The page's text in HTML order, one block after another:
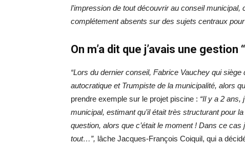
l’impression de tout découvrir au conseil municipal,
complétement absents sur des sujets centraux pour
On m’a dit que j’avais une
“Lors du dernier conseil, Fabrice Vauchey qui siège
autocratique et Trumpiste de la municipalité, alors
prendre exemple sur le projet piscine : “Il y a 2 ans,
municipal, estimant qu’il était très structurant pour
question, alors que c’était le moment ! Dans ce
tout…”, lâche Jacques-François Coiquil, qui a